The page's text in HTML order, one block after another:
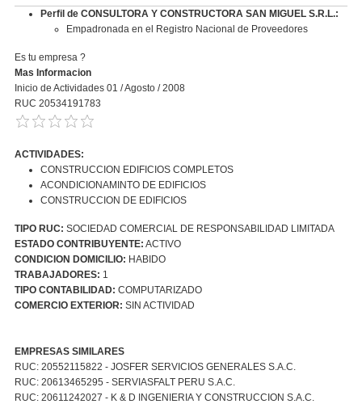
Perfil de CONSULTORA Y CONSTRUCTORA SAN MIGUEL S.R.L.:
Empadronada en el Registro Nacional de Proveedores
Es tu empresa ?
Mas Informacion
Inicio de Actividades 01 / Agosto / 2008
RUC 20534191783
ACTIVIDADES:
CONSTRUCCION EDIFICIOS COMPLETOS
ACONDICIONAMINTO DE EDIFICIOS
CONSTRUCCION DE EDIFICIOS
TIPO RUC: SOCIEDAD COMERCIAL DE RESPONSABILIDAD LIMITADA
ESTADO CONTRIBUYENTE: ACTIVO
CONDICION DOMICILIO: HABIDO
TRABAJADORES: 1
TIPO CONTABILIDAD: COMPUTARIZADO
COMERCIO EXTERIOR: SIN ACTIVIDAD
EMPRESAS SIMILARES
RUC: 20552115822 - JOSFER SERVICIOS GENERALES S.A.C.
RUC: 20613465295 - SERVIASFALT PERU S.A.C.
RUC: 20611242027 - K & D INGENIERIA Y CONSTRUCCION S.A.C.